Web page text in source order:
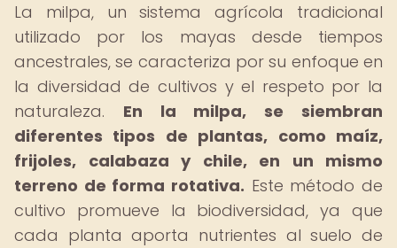
La milpa, un sistema agrícola tradicional
utilizado por los mayas desde tiempos
ancestrales, se caracteriza por su enfoque en
la diversidad de cultivos y el respeto por la
naturaleza. En la milpa, se siembran
diferentes tipos de plantas, como maíz,
frijoles, calabaza y chile, en un mismo
terreno de forma rotativa. Este método de
cultivo promueve la biodiversidad, ya que
cada planta aporta nutrientes al suelo de